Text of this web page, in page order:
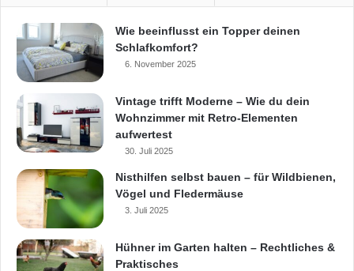
Wie beeinflusst ein Topper deinen
Schlafkomfort?
6. November 2025
Vintage trifft Moderne – Wie du dein
Wohnzimmer mit Retro-Elementen
aufwertest
30. Juli 2025
Nisthilfen selbst bauen – für Wildbienen,
Vögel und Fledermäuse
3. Juli 2025
Hühner im Garten halten – Rechtliches &
Praktisches